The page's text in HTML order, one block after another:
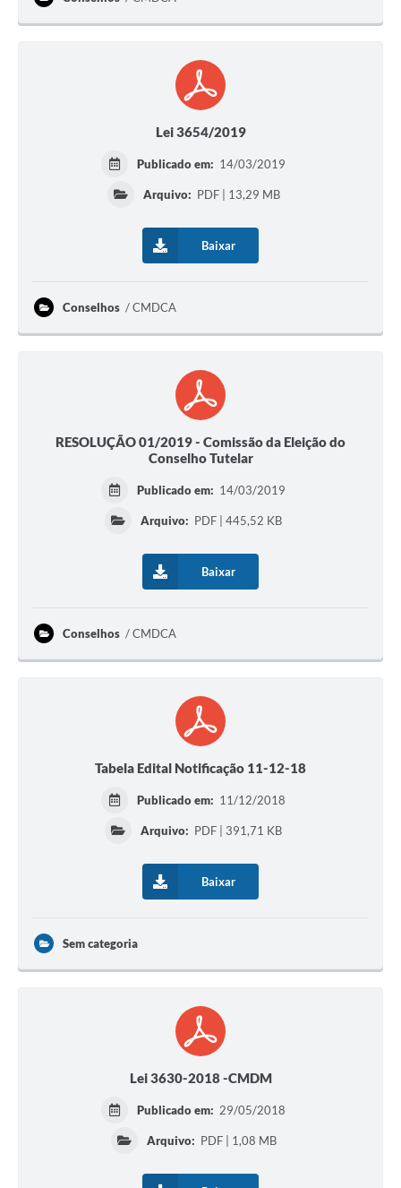
Lei 3654/2019
Publicado em: 14/03/2019
Arquivo: PDF | 13,29 MB
Baixar
Conselhos CMDCA
RESOLUÇÃO 01/2019 - Comissão da Eleição do
Conselho Tutelar
Publicado em: 14/03/2019
Arquivo: PDF | 445,52 KB
Baixar
Conselhos CMDCA
Tabela Edital Notificação 11-12-18
Publicado em: 11/12/2018
Arquivo: PDF | 391,71 KB
Baixar
Sem categoria
Lei 3630-2018 -CMDM
Publicado em: 29/05/2018
Arquivo: PDF | 1,08 MB